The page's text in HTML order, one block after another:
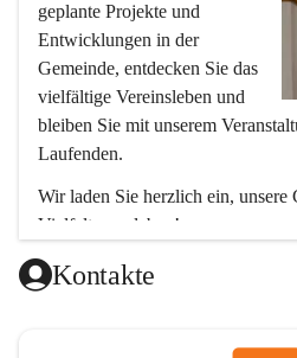
geplante Projekte und
Entwicklungen in der
Gemeinde, entdecken Sie das
vielfältige Vereinsleben und
bleiben Sie mit unserem
Laufenden.
Wir laden Sie herzlich ein, unsere
Vielfalt zu erleben!
Ihr Bürgermeister
Hubert Zinner
Kontakte